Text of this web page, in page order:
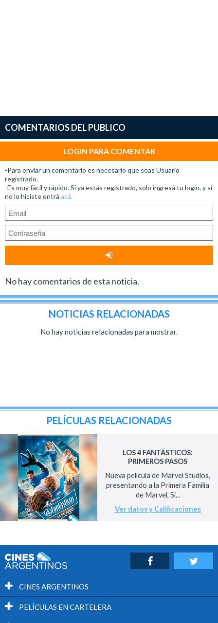
COMENTARIOS DEL PUBLICO
LOGIN PARA COMENTAR
-Para enviar un comentario es necesario que seas Usuario
registrado.
-Es muy fácil y rápido. Si ya estás registrado, solo ingresá tu login, y si
no lo hiciste entrá acá.
No hay comentarios de esta noticia.
NOTICIAS RELACIONADAS
No hay noticias relacionadas para mostrar.
PELÍCULAS RELACIONADAS
LOS 4 FANTÁSTICOS:
PRIMEROS PASOS
Nueva película de Marvel Studios,
presentando a la Primera Familia
de Marvel, Si...
Ver datos y Calificaciones
CINES ARGENTINOS
PELÍCULAS EN CARTELERA